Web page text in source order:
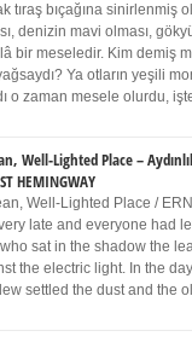
tıraş bıçağına sinirlenmiş
denizin mavi olması,
bir meseledir. Kim demiş
Ya otların yeşili
o zaman mesele olurdu,
Well-Lighted Place –
HEMINGWAY
Well-Lighted Place /
late and everyone had
sat in the shadow the
the electric light. In the
settled the dust and the